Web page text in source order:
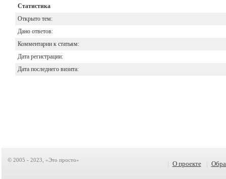
Статистика
Открыто тем:
Дано ответов:
Комментарии к статьям:
Дата регистрации:
Дата последнего визита:
© 2005 - 2023, «Это просто» О проекте